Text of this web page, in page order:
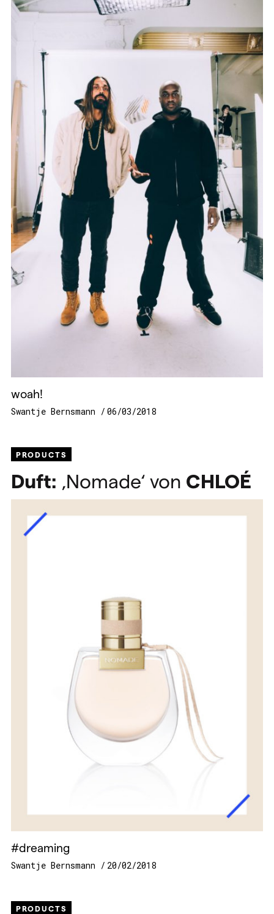
woah!
Swantje Bernsmann 06/03/2018
PRODUCTS
Duft: ‚Nomade‘ von CHLOÉ
#dreaming
Swantje Bernsmann 20/02/2018
PRODUCTS